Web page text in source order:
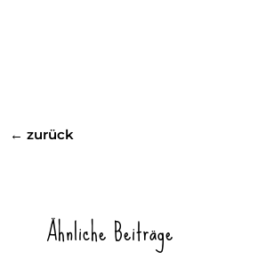
← zurück
Ähnliche Beiträge